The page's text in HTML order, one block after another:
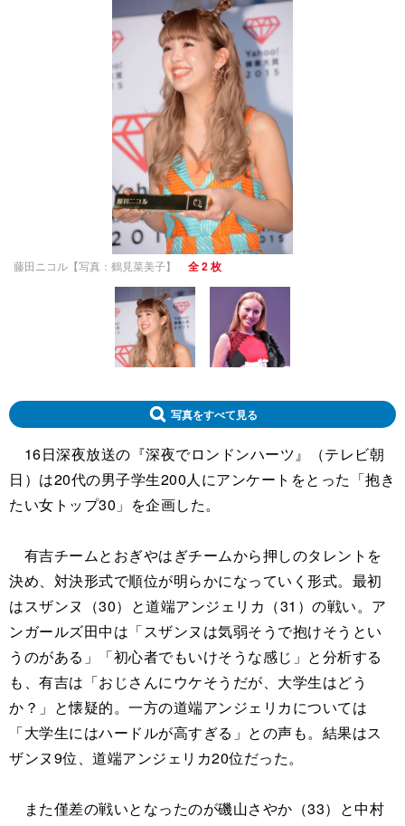
藤田ニコル【写真：鶴見菜美子】 全 2 枚
写真をすべて見る
16日深夜放送の『深夜でロンドンハーツ』（テレビ朝
日）は20代の男子学生200人にアンケートをとった「抱き
たい女トップ30」を企画した。
有吉チームとおぎやはぎチームから押しのタレントを
決め、対決形式で順位が明らかになっていく形式。最初
はスザンヌ（30）と道端アンジェリカ（31）の戦い。ア
ンガールズ田中は「スザンヌは気弱そうで抱けそうとい
うのがある」「初心者でもいけそうな感じ」と分析する
も、有吉は「おじさんにウケそうだが、大学生はどう
か？」と懐疑的。一方の道端アンジェリカについては
「大学生にはハードルが高すぎる」との声も。結果はス
ザンヌ9位、道端アンジェリカ20位だった。
また僅差の戦いとなったのが磯山さやか（33）と中村